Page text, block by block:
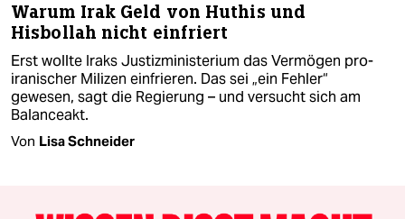
Warum Irak Geld von Huthis und
Hisbollah nicht einfriert
Erst wollte Iraks Justizministerium das Vermögen pro-
iranischer Milizen einfrieren. Das sei „ein Fehler“
gewesen, sagt die Regierung – und versucht sich am
Balanceakt.
Von Lisa Schneider